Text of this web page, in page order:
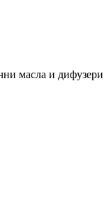
масла и дифузери